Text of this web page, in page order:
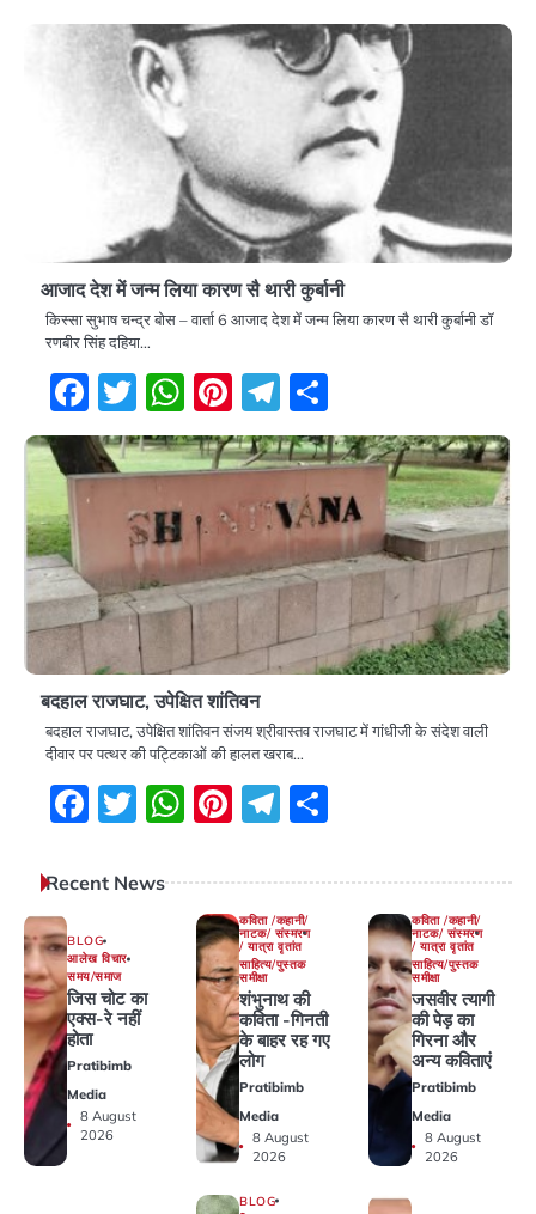
आजाद देश में जन्म लिया कारण सै थारी कुर्बानी
किस्सा सुभाष चन्द्र बोस – वार्ता 6 आजाद देश में जन्म लिया कारण सै थारी कुर्बानी डॉ
रणबीर सिंह दहिया…
Facebook
Twitter
WhatsApp
Pinterest
Telegram
बदहाल राजघाट, उपेक्षित शांतिवन
बदहाल राजघाट, उपेक्षित शांतिवन संजय श्रीवास्तव राजघाट में गांधीजी के संदेश वाली
दीवार पर पत्थर की पट्टिकाओं की हालत खराब…
Facebook
Twitter
WhatsApp
Pinterest
Telegram
Recent News
BLOG
आलेख विचार
समय/समाज
जिस चोट का
एक्स-रे नहीं
होता
Pratibimb
Media
8 August
2026
कविता /कहानी/
नाटक/ संस्मरण
/ यात्रा वृतांत
साहित्य/पुस्तक
समीक्षा
शंभुनाथ की
कविता -गिनती
के बाहर रह गए
लोग
Pratibimb
Media
8 August
2026
कविता /कहानी/
नाटक/ संस्मरण
/ यात्रा वृतांत
साहित्य/पुस्तक
समीक्षा
जसवीर त्यागी
की पेड़ का
गिरना और
अन्य कविताएं
Pratibimb
Media
8 August
2026
BLOG